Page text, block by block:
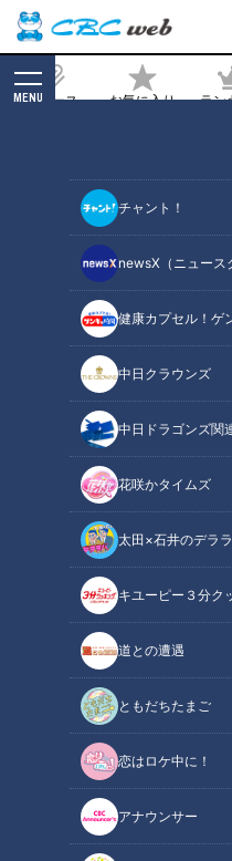
ニュース お気に入り ラン
MENU
チャント！
newsX（ニュース
健康カプセル！ゲ
中日クラウンズ
中日ドラゴンズ関
花咲かタイムズ
太田×石井のデラ
キユーピー３分ク
道との遭遇
ともだちたまご
恋はロケ中に！
アナウンサー
男性が「圧」を感
ドバイザーが教え
CBCテレビ me:tone編集部
この記事の画像（全7枚）